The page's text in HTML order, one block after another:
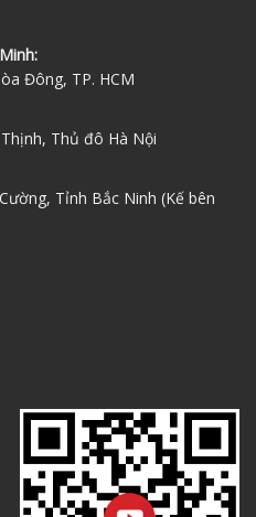
Đông, TP. HCM
Thủ đô Hà Nội
Tỉnh Bắc Ninh (Kế bên